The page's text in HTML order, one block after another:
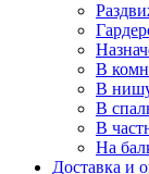
В
В
В
В
На
Доставка и